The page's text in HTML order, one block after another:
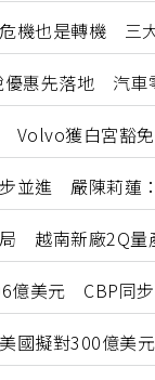
機也是轉機 三
優惠先落地 汽車
Volvo獲白宮豁
並進 嚴陳莉蓮
越南新廠2Q量
億美元 CBP同
擬對300億美